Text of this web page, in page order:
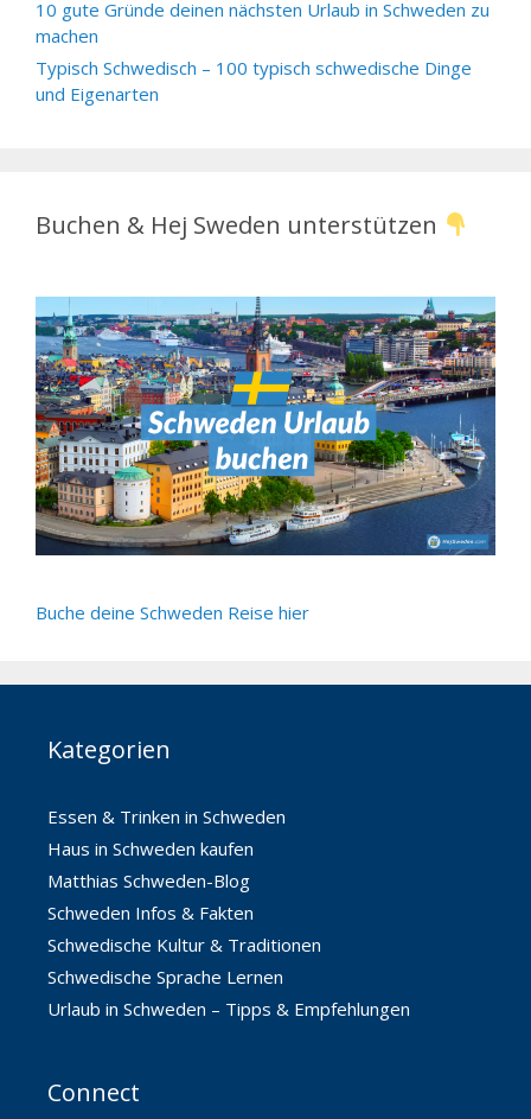
10 gute Gründe deinen nächsten Urlaub in Schweden zu
machen
Typisch Schwedisch – 100 typisch schwedische Dinge
und Eigenarten
Buchen & Hej Sweden unterstützen
Buche deine Schweden Reise hier
Kategorien
Essen & Trinken in Schweden
Haus in Schweden kaufen
Matthias Schweden-Blog
Schweden Infos & Fakten
Schwedische Kultur & Traditionen
Schwedische Sprache Lernen
Urlaub in Schweden – Tipps & Empfehlungen
Connect